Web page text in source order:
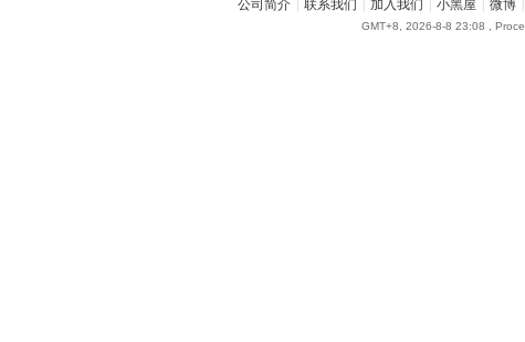
公司简介 联系我们 加入我们 小黑屋 微博
GMT+8, 2026-8-8 23:08 ,